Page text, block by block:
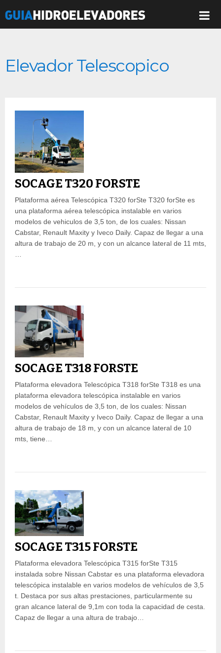
Elevador Telescopico
SOCAGE T320 FORSTE
Plataforma aérea Telescópica T320 forSte T320 forSte es
una plataforma aérea telescópica instalable en varios
modelos de vehiculos de 3,5 ton, de los cuales: Nissan
Cabstar, Renault Maxity y Iveco Daily. Capaz de llegar a una
altura de trabajo de 20 m, y con un alcance lateral de 11 mts,
SOCAGE T318 FORSTE
Plataforma elevadora Telescópica T318 forSte T318 es una
plataforma elevadora telescópica instalable en varios
modelos de vehículos de 3,5 ton, de los cuales: Nissan
Cabstar, Renault Maxity y Iveco Daily. Capaz de llegar a una
altura de trabajo de 18 m, y con un alcance lateral de 10
mts, tiene…
SOCAGE T315 FORSTE
Plataforma elevadora Telescópica T315 forSte T315
instalada sobre Nissan Cabstar es una plataforma elevadora
telescópica instalable en varios modelos de vehículos de 3,5
t. Destaca por sus altas prestaciones, particularmente su
gran alcance lateral de 9,1m con toda la capacidad de cesta.
Capaz de llegar a una altura de trabajo…